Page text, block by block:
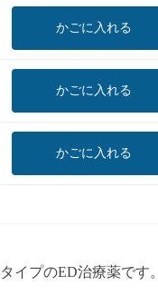
かごに入れる
かごに入れる
かごに入れる
イプのED治療薬です。